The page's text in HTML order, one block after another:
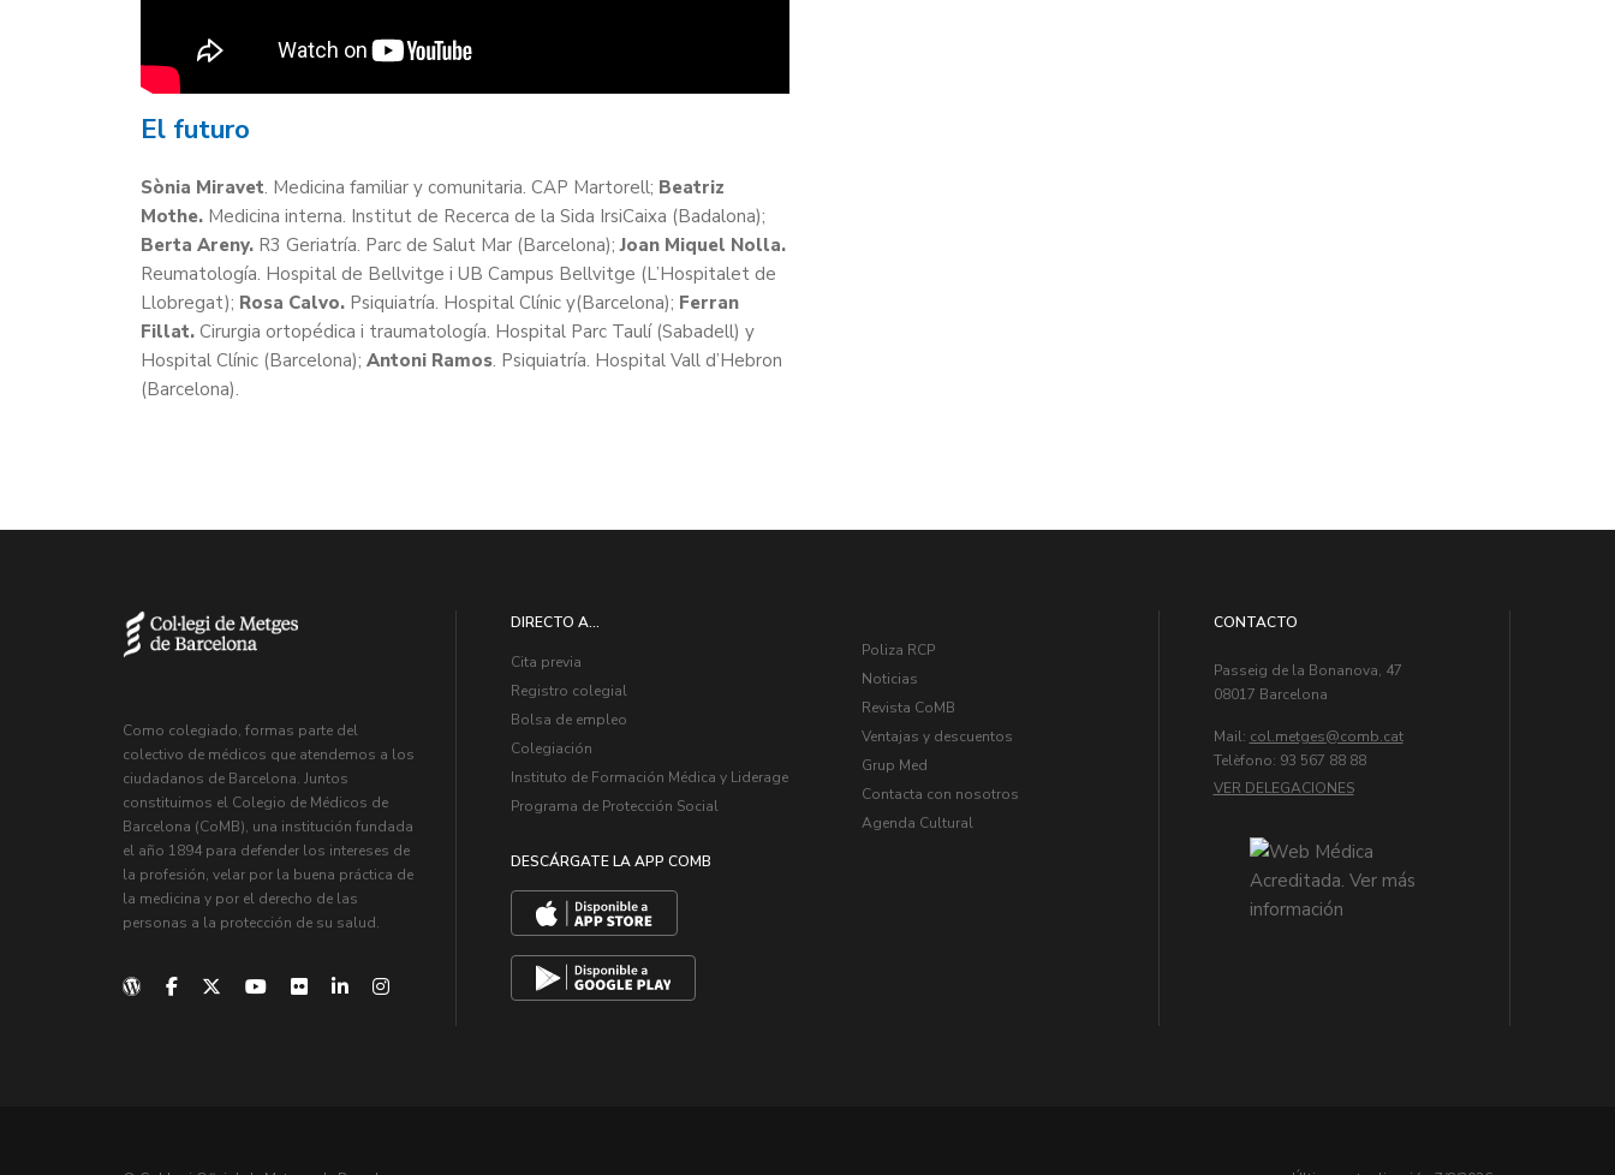
El futuro
Sònia Miravet. Medicina familiar y comunitaria. CAP Martorell; Beatriz
Mothe. Medicina interna. Institut de Recerca de la Sida IrsiCaixa (Badalona);
Berta Areny. R3 Geriatría. Parc de Salut Mar (Barcelona);Joan Miquel Nolla.
Reumatología. Hospital de Bellvitge i UB Campus Bellvitge (L’Hospitalet de
Llobregat); Rosa Calvo. Psiquiatría. Hospital Clínic y(Barcelona); Ferran
Fillat. Cirurgia ortopédica i traumatología. Hospital Parc Taulí (Sabadell) y
Hospital Clínic (Barcelona); Antoni Ramos. Psiquiatría. Hospital Vall d’Hebron
(Barcelona).
Como colegiado, formas parte del
colectivo de médicos que atendemos a los
ciudadanos de Barcelona. Juntos
constituimos el Colegio de Médicos de
Barcelona (CoMB), una institución fundada
el año 1894 para defender los intereses de
la profesión, velar por la buena práctica de
la medicina y por el derecho de las
personas a la protección de su salud.
DIRECTO A...
Cita previa
Registro colegial
Bolsa de empleo
Colegiación
Instituto de Formación Médica y Liderage
Programa de Protección Social
DESCÁRGATE LA APP COMB
Poliza RCP
Noticias
Revista CoMB
Ventajas y descuentos
Grup Med
Contacta con nosotros
Agenda Cultural
CONTACTO
Passeig de la Bonanova, 47
08017 Barcelona
Mail: col.metges
Telèfono: 93 567 88 88
VER DELEGACIONES